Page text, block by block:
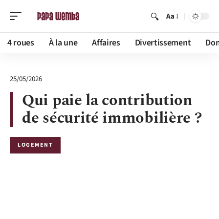
Aa
4 roues À la une Affaires Divertissement
25/05/2026
Qui paie la contribution
de sécurité immobilière ?
LOGEMENT